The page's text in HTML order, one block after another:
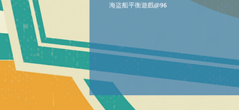
海盜船平衡遊戲@96